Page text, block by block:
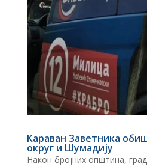
Караван Заветника
округ и Шумадију
Након бројних општина,